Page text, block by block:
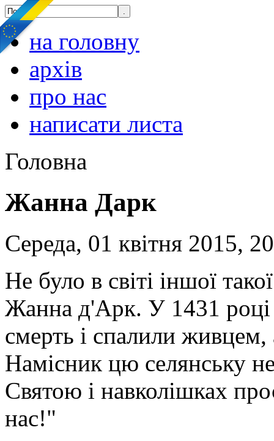
на головну
архів
про нас
написати листа
Головна
Жанна Дарк
Середа, 01 квітня 2015,
Не було в світі іншої
Жанна д'Арк. У 1431 році
смерть і спалили
Намісник цю селянську
Святою і навколішках
нас!"